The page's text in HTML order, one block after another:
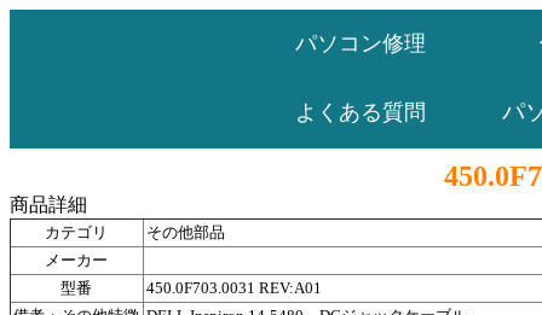
パソコン修理
よくある質問 パ
商品詳細
カテゴリ
その他部品
メーカー
型番
450.0F703.0031 REV:A01